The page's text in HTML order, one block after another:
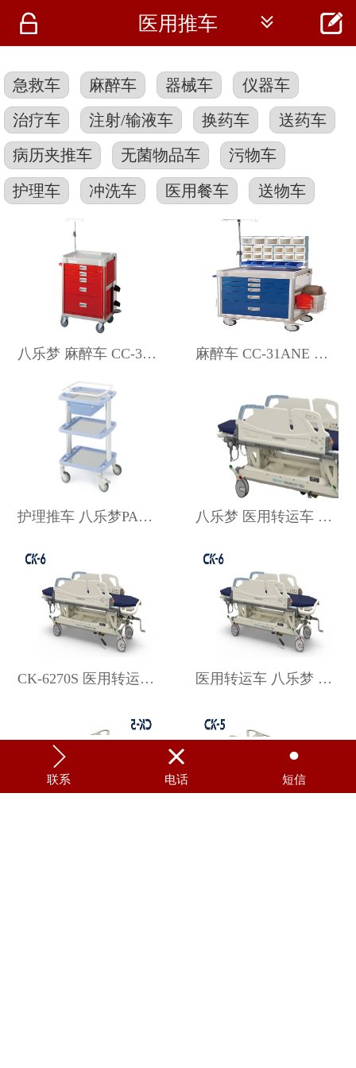
 首页
仪器
医疗资讯
 医用推车  
急救车 麻醉车 器械车 仪器车
治疗车 注射/输液车 换药车 送药车
病历夹推车 无菌物品车 污物车
护理车 冲洗车 医用餐车 送物车
八乐梦 麻醉车 CC-31EMG 麻醉车 CC-31ANE 八乐梦
护理推车 八乐梦PARMOUNTBED 八乐梦 医用转运车 CK-6161S
CK-6270S 医用转运车 八乐梦 医用转运车 八乐梦 CK-6281S

联系

电话

短信